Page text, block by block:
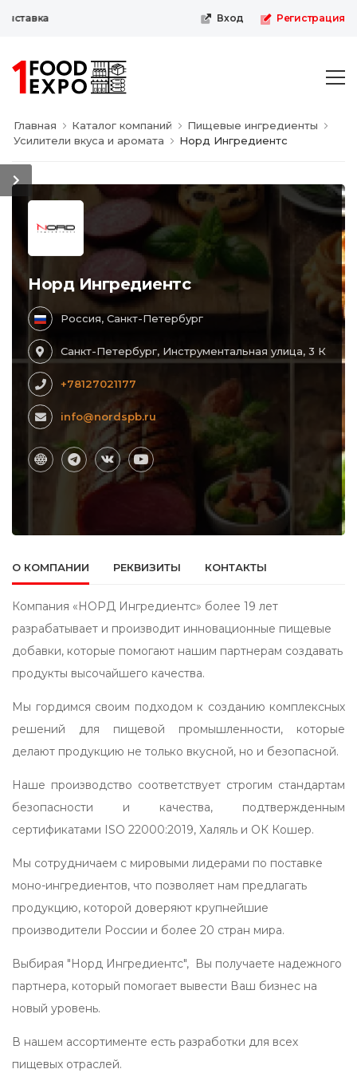
Вход Регистрация
Главная Каталог компаний
Пищевые ингредиенты
Усилители вкуса и аромата
Норд Ингредиентс
Норд Ингредиентс
Россия, Санкт-Петербург
Санкт-Петербург, Инструментальная улица, 3 К
+78127021177
info@nordspb.ru
О КОМПАНИИ РЕКВИЗИТЫ КОНТАКТЫ
Компания «НОРД Ингредиентс» более 19 лет
разрабатывает и производит инновационные пищевые
добавки, которые помогают нашим партнерам создавать
продукты высочайшего качества.
Мы гордимся своим подходом к созданию комплексных
решений для пищевой промышленности, которые
делают продукцию не только вкусной, но и безопасной.
Наше производство соответствует строгим стандартам
безопасности и качества, подтвержденным
сертификатами ISO 22000:2019, Халяль и ОК Кошер.
Мы сотрудничаем с мировыми лидерами по поставке
моно-ингредиентов, что позволяет нам предлагать
продукцию, которой доверяют крупнейшие
производители России и более 20 стран мира.
Выбирая "Норд Ингредиентс", Вы получаете надежного
партнера, который помогает вывести Ваш бизнес на
новый уровень.
В нашем ассортименте есть разработки для всех
пищевых отраслей.